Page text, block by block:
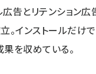
告とリテンション広
。インストールだけ
を収めている。